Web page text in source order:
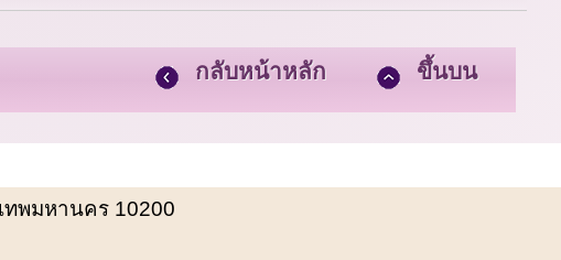
กลับหน้าหลัก ขึ้นบน
ทพมหานคร 10200